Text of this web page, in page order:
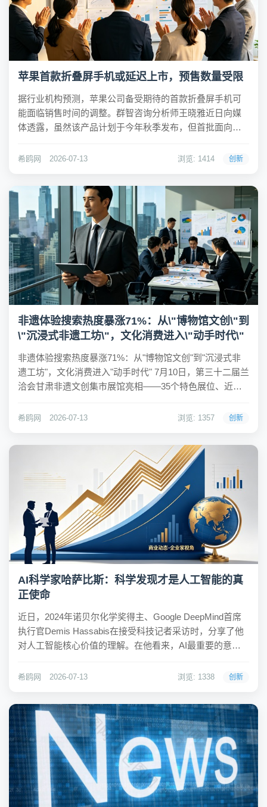
苹果首款折叠屏手机或延迟上市，预售数量受限
据行业机构预测，苹果公司备受期待的首款折叠屏手机可
能面临销售时间的调整。群智咨询分析师王晓雅近日向媒
体透露，虽然该产品计划于今年秋季发布，但首批面向消
限。这一消息引发了市场对苹果折叠屏产品策略的关注。
希鸥网 2026-07-13 浏览: 1414 创新
非遗体验搜索热度暴涨71%：从\"博物馆文创\"到
\"沉浸式非遗工坊\"，文化消费进入\"动手时代\"
非遗体验搜索热度暴涨71%：从"博物馆文创"到"沉浸式非
遗工坊"，文化消费进入"动手时代" 7月10日，第三十二届兰
洽会甘肃非遗文创集市展馆亮相——35个特色展位、近千
香包刺绣同台。同一天，湖南花垣县"车间课堂"开班，80余
希鸥网 2026-07-13 浏览: 1357 创新
AI科学家哈萨比斯：科学发现才是人工智能的真
正使命
近日，2024年诺贝尔化学奖得主、Google DeepMind首席
执行官Demis Hassabis在接受科技记者采访时，分享了他
对人工智能核心价值的理解。在他看来，AI最重要的意义
类理解世界、加速科学发现，最终解决癌症、新材料和新
希鸥网 2026-07-13 浏览: 1338 创新